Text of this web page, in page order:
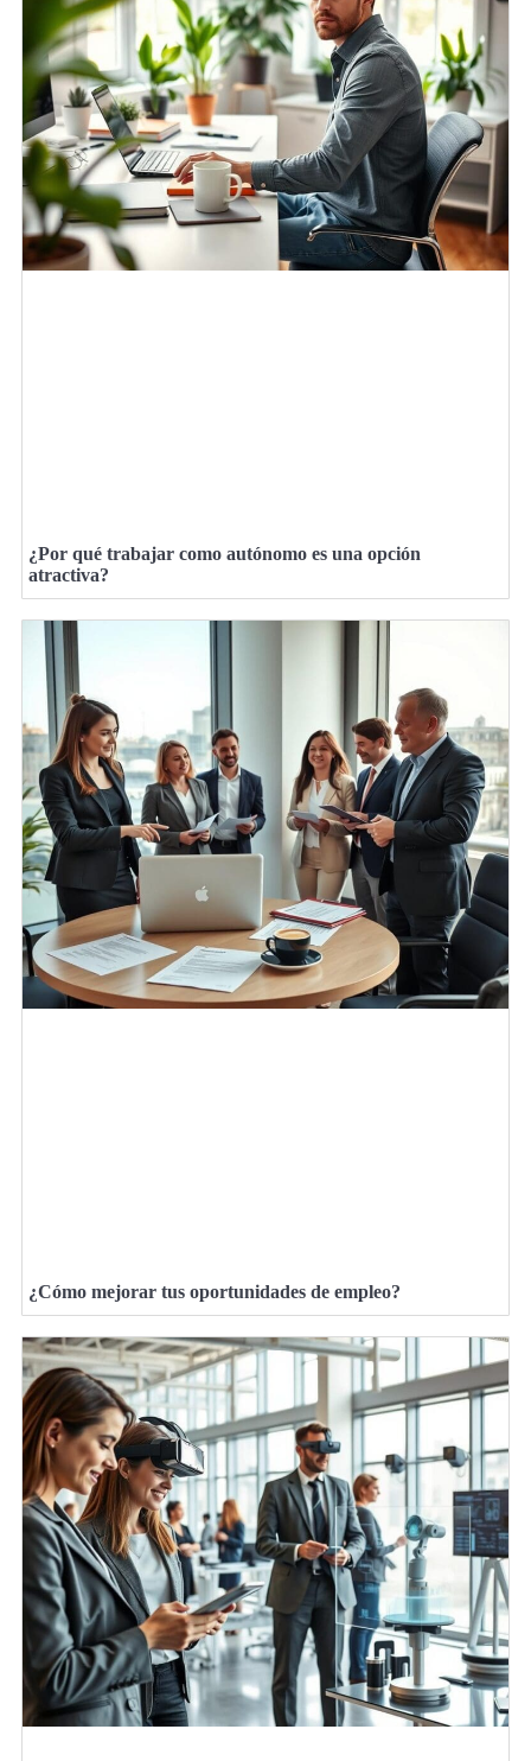
¿Por qué trabajar como autónomo es una opción
atractiva?
¿Cómo mejorar tus oportunidades de empleo?